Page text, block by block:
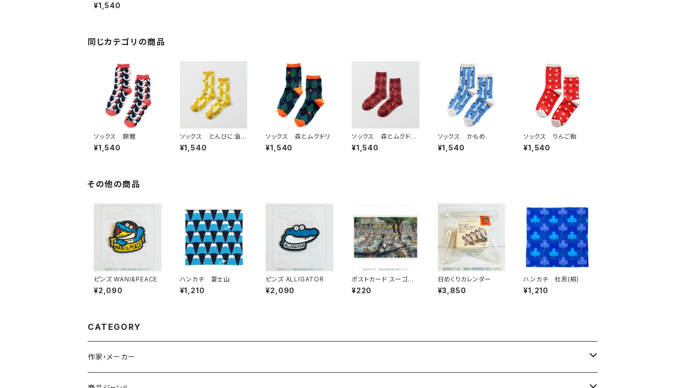
¥1,540
同じカテゴリの商品
ソックス 錦鯉
¥1,540
ソックス とんびに油揚
げ（黄）
¥1,540
ソックス 森とムクドリ
¥1,540
ソックス 森とムクドリ
(朱)
¥1,540
ソックス かもめ
¥1,540
ソックス りんご飴
¥1,540
その他の商品
ピンズ WANI&PEACE
¥2,090
ハンカチ 富士山
¥1,210
ピンズ ALLIGATOR
¥2,090
ポストカード スーゴイ・
ワ・ニ・タクッサンの舞踏
会
¥220
日めくりカレンダー
¥3,850
ハンカチ 杜若(紺)
¥1,210
CATEGORY
作家・メーカー